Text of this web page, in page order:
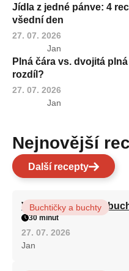
Jídla z jedné pánve: 4
všední den
27. 07. 2026
Jan
Plná čára vs. dvojitá
rozdíl?
27. 07. 2026
Jan
Nejnovější
Další recepty
Vláčná olejová litá
Buchtičky a buchty
30 minut
27. 07. 2026
Jan